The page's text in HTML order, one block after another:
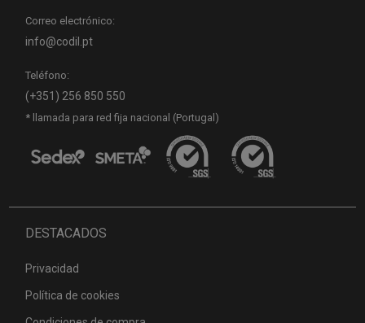
Correo electrónico:
info@codil.pt
Teléfono:
(+351) 256 850 550
* llamada para red fija nacional (Portugal)
DESTACADOS
Privacidad
Política de cookies